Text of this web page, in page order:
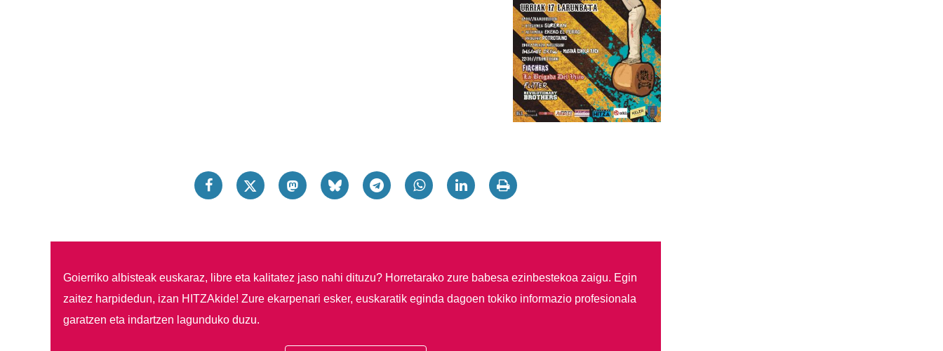
Goierriko albisteak euskaraz, libre eta kalitatez jaso nahi dituzu? Horretarako zure babesa ezinbestekoa zaigu. Egin
zaitez harpidedun, izan HITZAkide! Zure ekarpenari esker, euskaratik eginda dagoen tokiko informazio profesionala
garatzen eta indartzen lagunduko duzu.